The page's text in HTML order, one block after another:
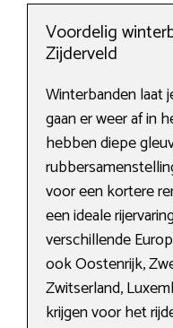
Voordelig
Zijderveld
Winterbanden laat
gaan er weer af in
hebben diepe
voor een kortere
een ideale
verschillende
ook Oostenrijk,
Zwitserland,
krijgen voor het